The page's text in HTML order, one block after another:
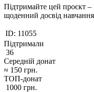
Підтримайте цей проєкт –
щоденний досвід
ID: 11055
Підтримали
36
Середній донат
≈ 150 грн.
ТОП-донат
1000 грн.